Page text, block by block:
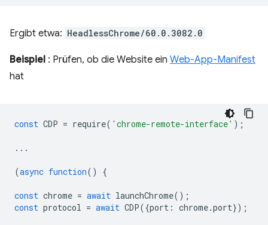
Ergibt etwa: HeadlessChrome/60.0.3082.0
Beispiel : Prüfen, ob die Website ein Web-App-Manifest
hat
const CDP = require( 'chrome-remote-interface' );
...
(async function() {
const chrome = await launchChrome();
const protocol = await CDP({port : chrome.port});